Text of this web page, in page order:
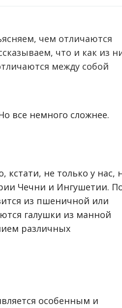
чем отличаются
что и как из
между собой
все немного сложнее.
не только у нас,
Чечни и Ингушетии.
из пшеничной или
галушки из манной
различных
особенным и